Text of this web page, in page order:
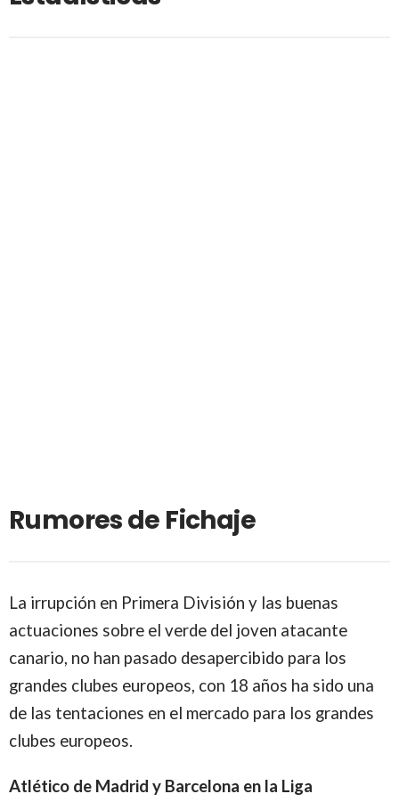
Rumores de Fichaje
La irrupción en Primera División y las buenas
actuaciones sobre el verde del joven atacante
canario, no han pasado desapercibido para los
grandes clubes europeos, con 18 años ha sido una
de las tentaciones en el mercado para los grandes
clubes europeos.
Atlético de Madrid y Barcelona en la Liga